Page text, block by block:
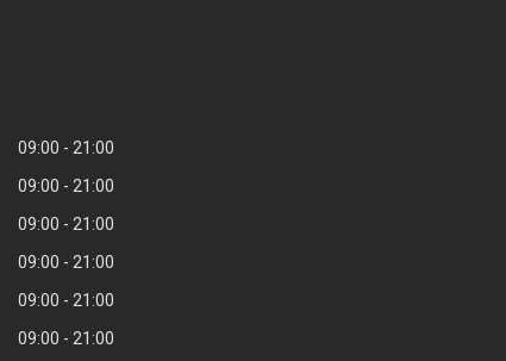
09:00
21:00
09:00
21:00
09:00
21:00
09:00
21:00
09:00
21:00
09:00
21:00